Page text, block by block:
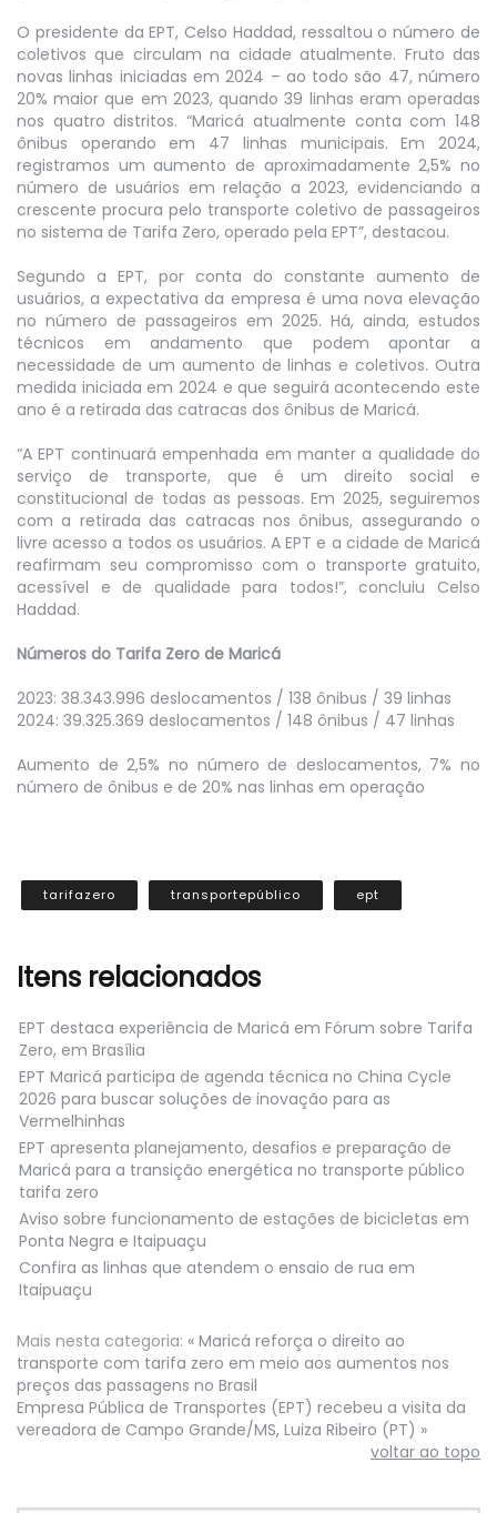
O presidente da EPT, Celso Haddad, ressaltou o número de
coletivos que circulam na cidade atualmente. Fruto das
novas linhas iniciadas em 2024 – ao todo são 47, número
20% maior que em 2023, quando 39 linhas eram operadas
nos quatro distritos. “Maricá atualmente conta com 148
ônibus operando em 47 linhas municipais. Em 2024,
registramos um aumento de aproximadamente 2,5% no
número de usuários em relação a 2023, evidenciando a
crescente procura pelo transporte coletivo de passageiros
no sistema de Tarifa Zero, operado pela EPT”, destacou.
Segundo a EPT, por conta do constante aumento de
usuários, a expectativa da empresa é uma nova elevação
no número de passageiros em 2025. Há, ainda, estudos
técnicos em andamento que podem apontar a
necessidade de um aumento de linhas e coletivos. Outra
medida iniciada em 2024 e que seguirá acontecendo este
ano é a retirada das catracas dos ônibus de Maricá.
“A EPT continuará empenhada em manter a qualidade do
serviço de transporte, que é um direito social e
constitucional de todas as pessoas. Em 2025, seguiremos
com a retirada das catracas nos ônibus, assegurando o
livre acesso a todos os usuários. A EPT e a cidade de Maricá
reafirmam seu compromisso com o transporte gratuito,
acessível e de qualidade para todos!”, concluiu Celso
Haddad.
Números do Tarifa Zero de Maricá
2023: 38.343.996 deslocamentos / 138 ônibus / 39 linhas
2024: 39.325.369 deslocamentos / 148 ônibus / 47 linhas
Aumento de 2,5% no número de deslocamentos, 7% no
número de ônibus e de 20% nas linhas em operação
tarifazero transportepúblico ept
Itens relacionados
EPT destaca experiência de Maricá em Fórum sobre Tarifa
Zero, em Brasília
EPT Maricá participa de agenda técnica no China Cycle
2026 para buscar soluções de inovação para as
Vermelhinhas
EPT apresenta planejamento, desafios e preparação de
Maricá para a transição energética no transporte público
tarifa zero
Aviso sobre funcionamento de estações de bicicletas em
Ponta Negra e Itaipuaçu
Confira as linhas que atendem o ensaio de rua em
Itaipuaçu
Mais nesta categoria: « Maricá reforça o direito ao
transporte com tarifa zero em meio aos aumentos nos
preços das passagens no Brasil
Empresa Pública de Transportes (EPT) recebeu a visita da
vereadora de Campo Grande/MS, Luiza Ribeiro (PT) »
voltar ao topo